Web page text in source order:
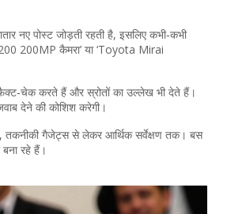
नए पोस्ट जोड़ती रहती है, इसलिए कभी‑कभी
200MP कैमरा’ या ‘Toyota Mirai
करते हैं और स्रोतों का उल्लेख भी देते हैं।
देने की कोशिश करेगी।
तकनीकी गैजेट्स से लेकर आर्थिक सर्वेक्षण तक। बस
रहे हैं।